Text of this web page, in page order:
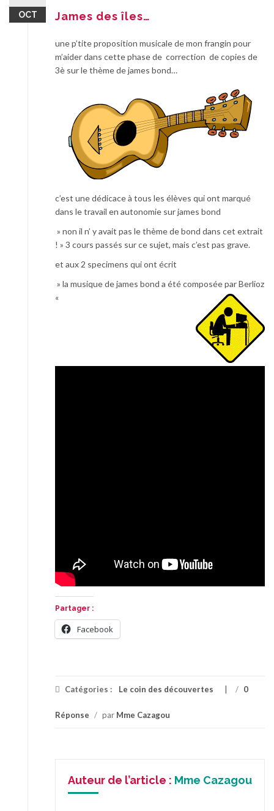
OCT James des îles…
une p’tite proposition musicale de mon frangin pour
m’aider dans cette phase de correction de copies de
3è sur le thème de james bond…
c’est une dédicace à tous les élèves qui ont marqué
dans le travail en autonomie sur james bond
» non il n’ y avait pas le thème de bond dans cet extrait
! » 3 cours passés sur ce sujet, mais c’est pas grave.
et aux 2 specimens qui ont écrit
» la musique de james bond a été composée par Berlioz
«
Partager :
Facebook
Catégories : Le coin des découvertes / 0
Réponse / par Mme Cazagou
Auteur de l’article : Mme Cazagou